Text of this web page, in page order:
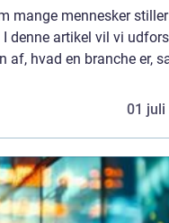
mange mennesker
denne artikel vil vi
hvad en branche er,
01 juli